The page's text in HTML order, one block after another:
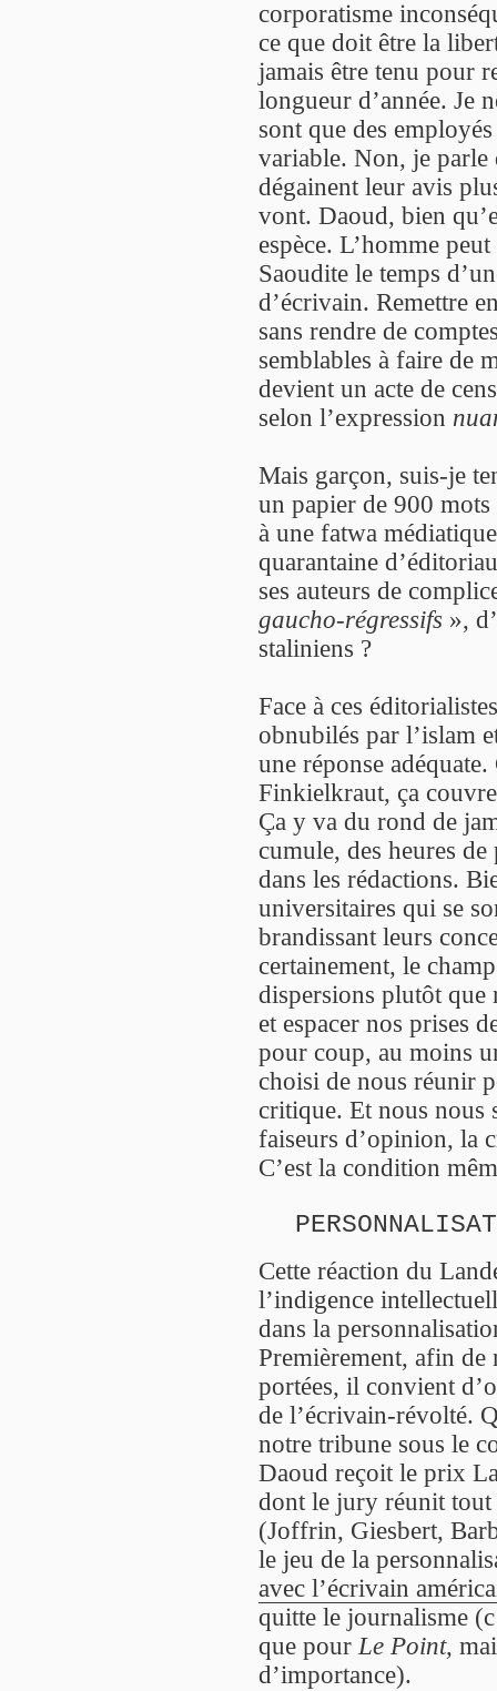
corporatisme
ce que doit être la
jamais être tenu pour
longueur d’année. Je
sont que des
variable. Non, je parle
dégainent leur avis
vont. Daoud, bien
espèce. L’homme
Saoudite le temps
d’écrivain. Remettre
sans rendre de
semblables à faire de
devient un acte de
selon l’expression
Mais garçon, suis-je
un papier de 900
à une fatwa
quarantaine
ses auteurs de
gaucho-régressifs »,
staliniens ?
Face à ces
obnubilés par l’islam
une réponse
Finkielkraut, ça
Ça y va du rond de
cumule, des heures
dans les rédactions.
universitaires qui se
brandissant leurs
certainement, le
dispersions plutôt que
et espacer nos prises
pour coup, au moins
choisi de nous réunir
critique. Et nous nous
faiseurs d’opinion, la
C’est la condition
Cette réaction du
l’indigence
dans la
Premièrement, afin de
portées, il convient
de l’écrivain-révolté.
notre tribune sous le
Daoud reçoit le prix
dont le jury réunit
(Joffrin, Giesbert,
le jeu de la
avec l’écrivain
quitte le journalisme
que pourLe Point,
d’importance).